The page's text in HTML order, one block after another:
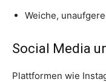
Weiche,
Social Media
Plattformen wie